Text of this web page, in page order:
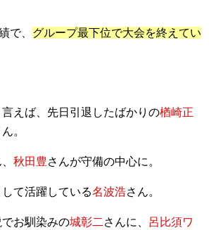
で、 グループ最下位で大会を終えてい
えば、先日引退したばかりの楢崎正
。
秋田豊さんが守備の中心に。
て活躍している名波浩さん。
お馴染みの城彰二 さんに、 呂比須ワ